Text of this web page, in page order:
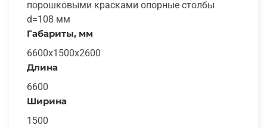
порошковыми красками опорные столбы
d=108 мм
Габариты, мм
6600x1500x2600
Длина
6600
Ширина
1500